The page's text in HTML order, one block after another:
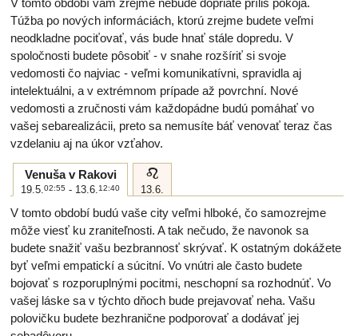
V tomto období vám zrejme nebude dopriate príliš pokoja.
Túžba po nových informáciách, ktorú zrejme budete veľmi
neodkladne pociťovať, vás bude hnať stále dopredu. V
spoločnosti budete pôsobiť - v snahe rozšíriť si svoje
vedomosti čo najviac - veľmi komunikatívni, spravidla aj
intelektuálni, a v extrémnom prípade až povrchní. Nové
vedomosti a zručnosti vám každopádne budú pomáhať vo
vašej sebarealizácii, preto sa nemusíte báť venovať teraz čas
vzdelaniu aj na úkor vzťahov.
Venuša v Rakovi
19.5.02:55 - 13.6.12:40
e
13.6.
V tomto období budú vaše city veľmi hlboké, čo samozrejme
môže viesť ku zraniteľnosti. A tak nečudo, že navonok sa
budete snažiť vašu bezbrannosť skrývať. K ostatným dokážete
byť veľmi empatickí a súcitní. Vo vnútri ale často budete
bojovať s rozporuplnými pocitmi, neschopní sa rozhodnúť. Vo
vašej láske sa v týchto dňoch bude prejavovať neha. Vašu
polovičku budete bezhranične podporovať a dodávať jej